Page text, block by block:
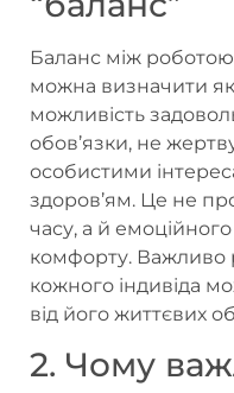
Баланс між
можна визначити
можливість
обов’язки, не
особистими
здоров’ям. Це не
часу, а й
комфорту. Важливо
кожного індивіда
від його життєвих
2. Чому